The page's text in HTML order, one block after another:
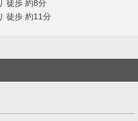
徒歩 約8分
徒歩 約11分